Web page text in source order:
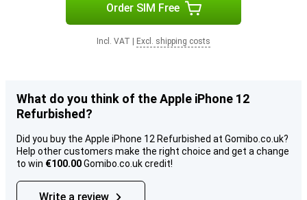
Order SIM Free
Incl. VAT Excl. shipping costs
What do you think of the Apple iPhone 12
Refurbished?
Did you buy the Apple iPhone 12 Refurbished at Gomibo.co.uk?
Help other customers make the right choice and get a change
to win €100.00Gomibo.co.uk credit!
Write a review